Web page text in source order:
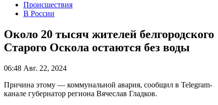
Происшествия
В России
Около 20 тысяч жителей белгородского
Старого Оскола остаются без воды
06:48 Авг. 22, 2024
Причина этому — коммунальной авария, сообщил в Telegram-
канале губернатор региона Вячеслав Гладков.